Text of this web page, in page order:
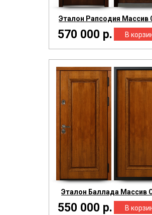
Эталон Рапсодия Массив
570 000 р.
Эталон Баллада Массив
550 000 р.